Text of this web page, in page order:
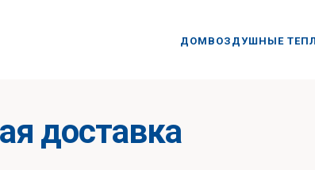
ДОМ ВОЗДУШНЫЕ
доставка